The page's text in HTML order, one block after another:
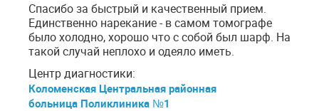
Спасибо за быстрый и качественный прием.
Единственно нарекание - в самом томографе
было холодно, хорошо что с собой был шарф. На
такой случай неплохо и одеяло иметь.
Центр диагностики:
Коломенская Центральная районная
больница Поликлиника №1